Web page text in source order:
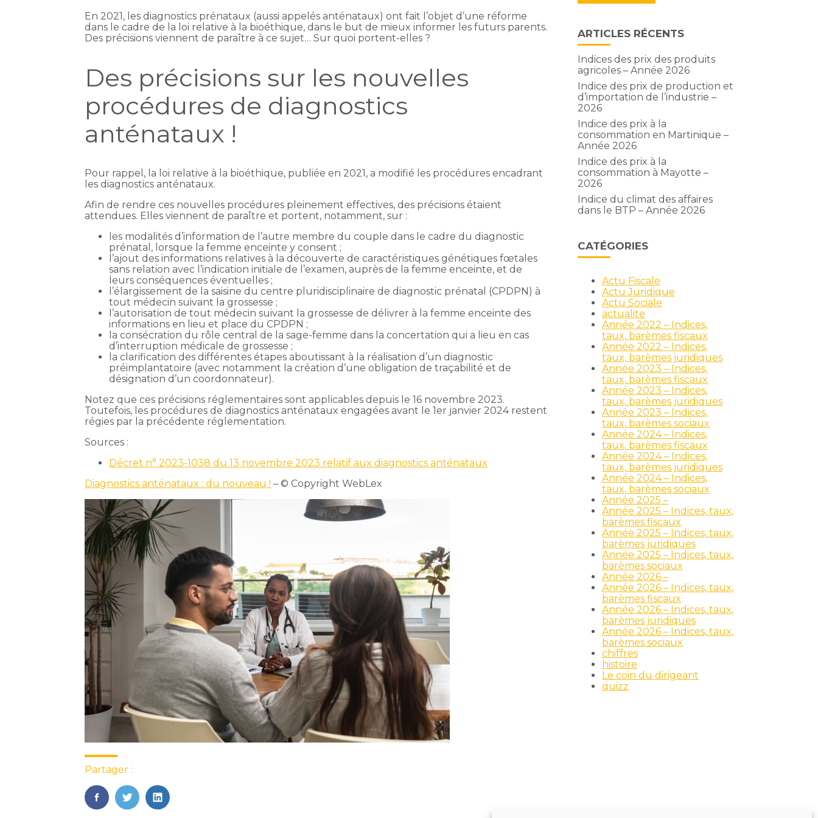
En 2021, les diagnostics prénataux (aussi appelés anténataux) ont fait l’objet d’une réforme
dans le cadre de la loi relative à la bioéthique, dans le but de mieux informer les futurs parents.
Des précisions viennent de paraître à ce sujet… Sur quoi portent-elles ?
Des précisions sur les nouvelles
procédures de diagnostics
anténataux !
Pour rappel, la loi relative à la bioéthique, publiée en 2021, a modifié les procédures encadrant
les diagnostics anténataux.
Afin de rendre ces nouvelles procédures pleinement effectives, des précisions étaient
attendues. Elles viennent de paraître et portent, notamment, sur :
les modalités d’information de l’autre membre du couple dans le cadre du diagnostic
prénatal, lorsque la femme enceinte y consent ;
l’ajout des informations relatives à la découverte de caractéristiques génétiques fœtales
sans relation avec l’indication initiale de l’examen, auprès de la femme enceinte, et de
leurs conséquences éventuelles ;
l’élargissement de la saisine du centre pluridisciplinaire de diagnostic prénatal (CPDPN) à
tout médecin suivant la grossesse ;
l’autorisation de tout médecin suivant la grossesse de délivrer à la femme enceinte des
informations en lieu et place du CPDPN ;
la consécration du rôle central de la sage-femme dans la concertation qui a lieu en cas
d’interruption médicale de grossesse ;
la clarification des différentes étapes aboutissant à la réalisation d’un diagnostic
préimplantatoire (avec notamment la création d’une obligation de traçabilité et de
désignation d’un coordonnateur).
Notez que ces précisions réglementaires sont applicables depuis le 16 novembre 2023.
Toutefois, les procédures de diagnostics anténataux engagées avant le 1er janvier 2024 restent
régies par la précédente réglementation.
Sources :
Décret n° 2023-1038 du 13 novembre 2023 relatif aux diagnostics anténataux
Diagnostics anténataux : du nouveau ! – © Copyright WebLex
Partager :
FaceBook
TwitterLinkedIn
ARTICLES RÉCENTS
Indices des prix des produits
agricoles – Année 2026
Indice des prix de production et
d’importation de l’industrie –
2026
Indice des prix à la
consommation en Martinique –
Année 2026
Indice des prix à la
consommation à Mayotte –
2026
Indice du climat des affaires
dans le BTP – Année 2026
CATÉGORIES
Actu Fiscale
Actu Juridique
Actu Sociale
actualite
Année 2022 – Indices,
taux, barèmes fiscaux
Année 2022 – Indices,
taux, barèmes juridiques
Année 2023 – Indices,
taux, barèmes fiscaux
Année 2023 – Indices,
taux, barèmes juridiques
Année 2023 – Indices,
taux, barèmes sociaux
Année 2024 – Indices,
taux, barèmes fiscaux
Année 2024 – Indices,
taux, barèmes juridiques
Année 2024 – Indices,
taux, barèmes sociaux
Année 2025 –
Année 2025 – Indices, taux,
barèmes fiscaux
Année 2025 – Indices, taux,
barèmes juridiques
Année 2025 – Indices, taux,
barèmes sociaux
Année 2026 –
Année 2026 – Indices, taux,
barèmes fiscaux
Année 2026 – Indices, taux,
barèmes juridiques
Année 2026 – Indices, taux,
barèmes sociaux
chiffres
histoire
Le coin du dirigeant
quizz